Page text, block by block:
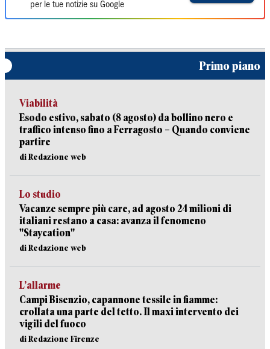
per le tue notizie su Google
Primo piano
Viabilità
Esodo estivo, sabato (8 agosto) da bollino nero e
traffico intenso fino a Ferragosto – Quando conviene
partire
di Redazione web
Lo studio
Vacanze sempre più care, ad agosto 24 milioni di
italiani restano a casa: avanza il fenomeno
"Staycation"
di Redazione web
L’allarme
Campi Bisenzio, capannone tessile in fiamme:
crollata una parte del tetto. Il maxi intervento dei
vigili del fuoco
di Redazione Firenze